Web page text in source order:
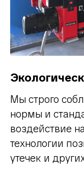
Мы строго
нормы и
воздействие
технологии
утечек и